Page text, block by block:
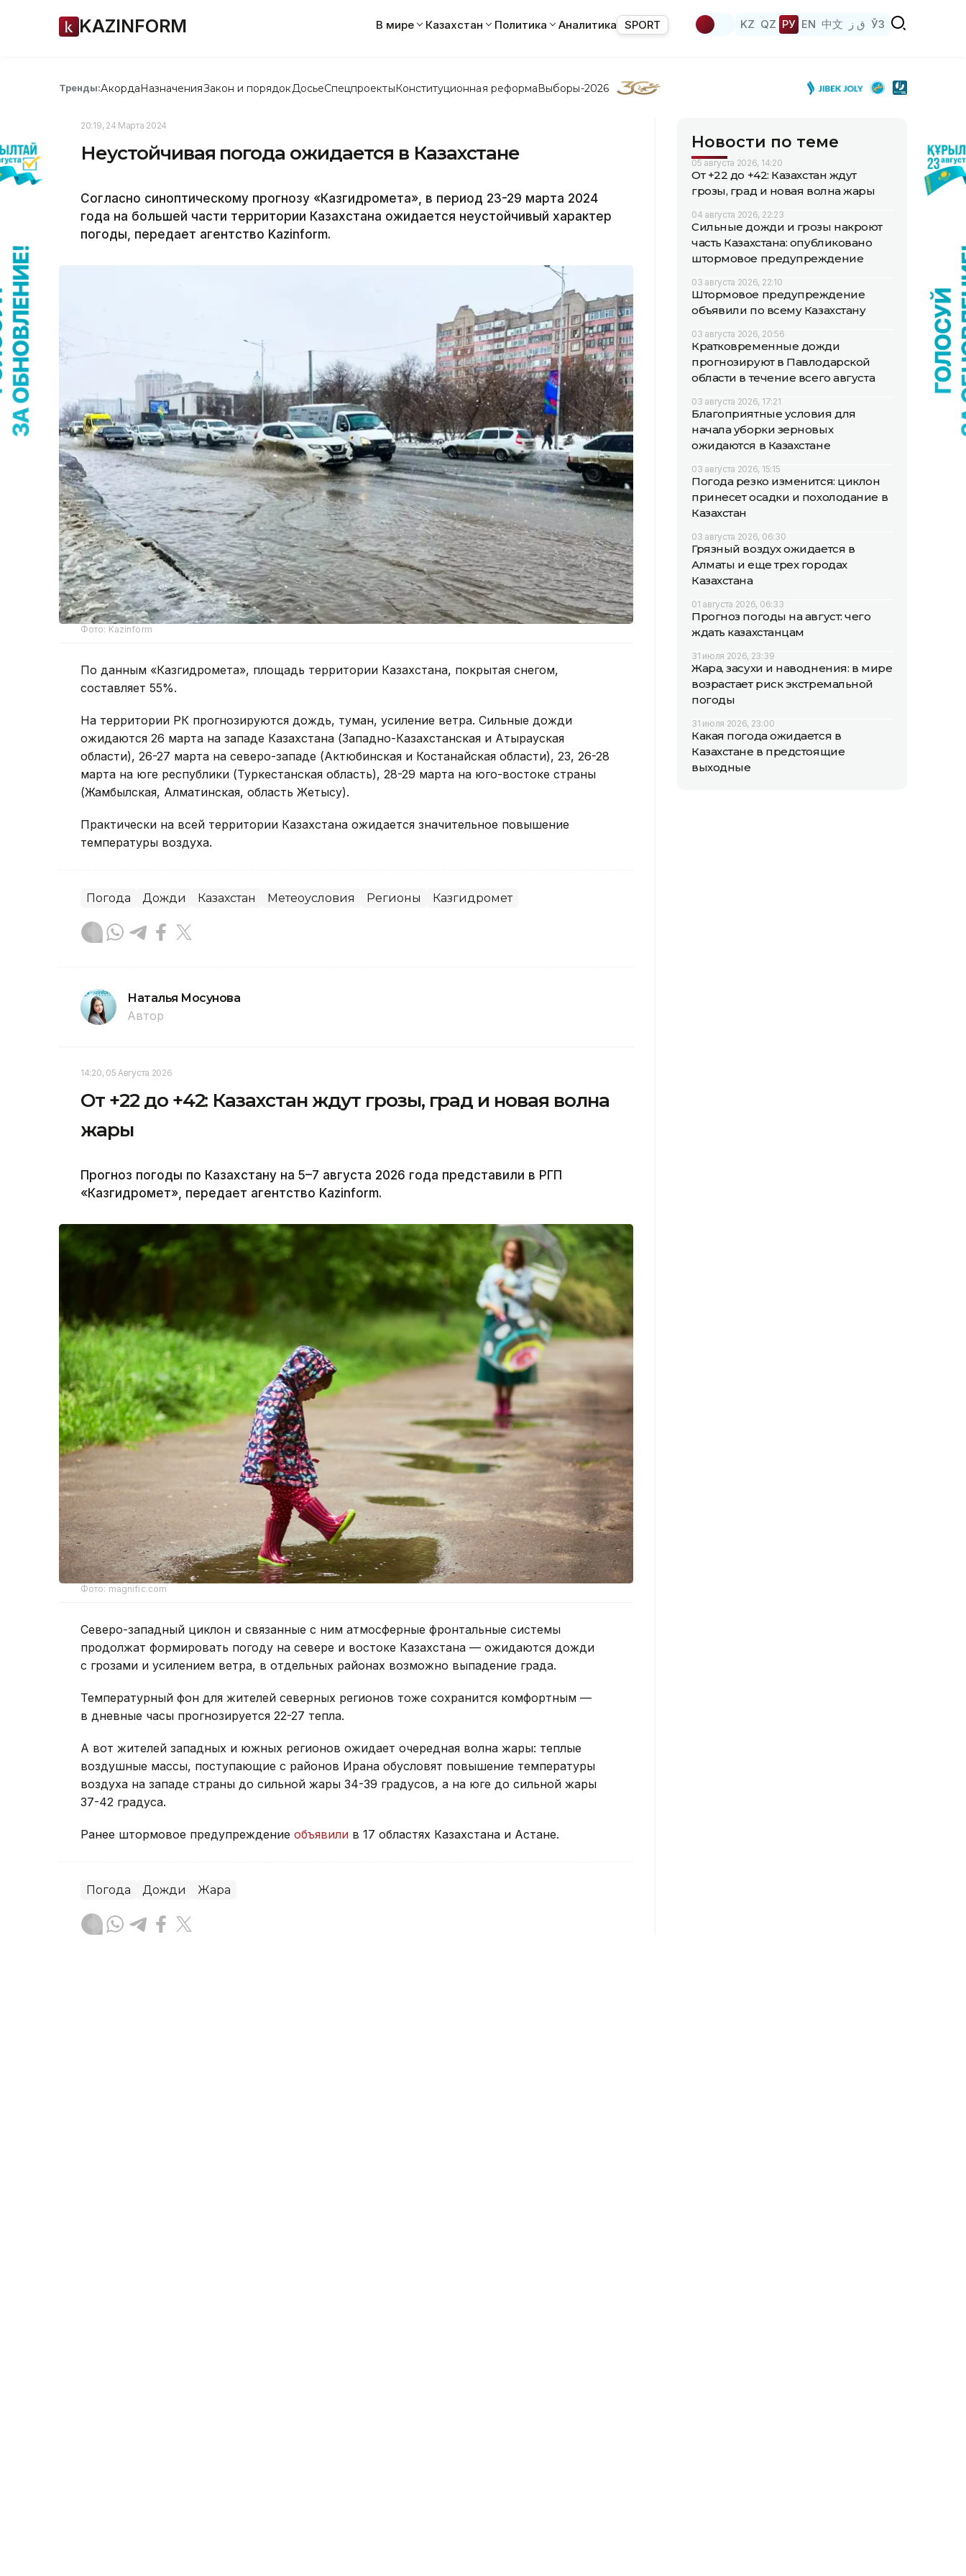
KAZINFORM В мире Казахстан Политика Аналитика SPORT KZ QZ РУ EN 中文 ق ز ЎЗ
Тренды:АкордаНазначенияЗакон и порядок ДосьеСпецпроектыКонституционная реформаВыборы-2026
20:19, 24 Марта 2024
Неустойчивая погода ожидается в Казахстане
Согласно синоптическому прогнозу «Казгидромета», в период 23-29 марта 2024
года на большей части территории Казахстана ожидается неустойчивый характер
погоды, передает агентство Kazinform.
Фото: Kazinform
По данным «Казгидромета», площадь территории Казахстана, покрытая снегом,
составляет 55%.
На территории РК прогнозируются дождь, туман, усиление ветра. Сильные дожди
ожидаются 26 марта на западе Казахстана (Западно-Казахстанская и Атырауская
области), 26-27 марта на северо-западе (Актюбинская и Костанайская области), 23, 26-28
марта на юге республики (Туркестанская область), 28-29 марта на юго-востоке страны
(Жамбылская, Алматинская, область Жетысу).
Практически на всей территории Казахстана ожидается значительное повышение
температуры воздуха.
Погода Дожди Казахстан Метеоусловия Регионы Казгидромет
Наталья Мосунова
Автор
14:20, 05 Августа 2026
От +22 до +42: Казахстан ждут грозы, град и новая волна
жары
Прогноз погоды по Казахстану на 5–7 августа 2026 года представили в РГП
«Казгидромет», передает агентство Kazinform.
Фото: magnific.com
Северо-западный циклон и связанные с ним атмосферные фронтальные системы
продолжат формировать погоду на севере и востоке Казахстана — ожидаются дожди
с грозами и усилением ветра, в отдельных районах возможно выпадение града.
Температурный фон для жителей северных регионов тоже сохранится комфортным —
в дневные часы прогнозируется 22-27 тепла.
А вот жителей западных и южных регионов ожидает очередная волна жары: теплые
воздушные массы, поступающие с районов Ирана обусловят повышение температуры
воздуха на западе страны до сильной жары 34-39 градусов, а на юге до сильной жары
37-42 градуса.
Ранее штормовое предупреждение объявили в 17 областях Казахстана и Астане.
Погода Дожди Жара
Новости по теме
05 августа 2026, 14:20
От +22 до +42: Казахстан ждут
грозы, град и новая волна жары
04 августа 2026, 22:23
Сильные дожди и грозы накроют
часть Казахстана: опубликовано
штормовое предупреждение
03 августа 2026, 22:10
Штормовое предупреждение
объявили по всему Казахстану
03 августа 2026, 20:56
Кратковременные дожди
прогнозируют в Павлодарской
области в течение всего августа
03 августа 2026, 17:21
Благоприятные условия для
начала уборки зерновых
ожидаются в Казахстане
03 августа 2026, 15:15
Погода резко изменится: циклон
принесет осадки и похолодание в
Казахстан
03 августа 2026, 06:30
Грязный воздух ожидается в
Алматы и еще трех городах
Казахстана
01 августа 2026, 06:33
Прогноз погоды на август: чего
ждать казахстанцам
31 июля 2026, 23:39
Жара, засухи и наводнения: в мире
возрастает риск экстремальной
погоды
31 июля 2026, 23:00
Какая погода ожидается в
Казахстане в предстоящие
выходные